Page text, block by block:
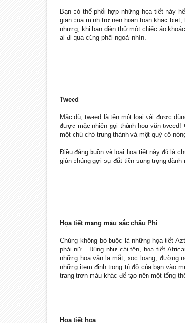
Bạn có thể phối hợp những họa tiết này
giản của mình trở nên hoàn toàn khác
nhưng, khi bạn diện thử một chiếc áo
ai đi qua cũng phải ngoái nhìn.
Tweed
Mặc dù, tweed là tên một loại vải được
được mặc nhiên gọi thành hoa văn
một chú chó trung thành và một quý cô
Điều đáng buồn về loại họa tiết này đó là
giản chúng gợi sự đắt tiền sang trọng
Họa tiết mang màu sắc châu Phi
Chúng không bó buộc là những họa tiết
phái nữ. Đúng như cái tên, họa tiết
những hoa văn lạ mắt, sọc loang, đường
những item đinh trong tủ đồ của bạn vào
trang trơn màu khác để tạo nên một tổng
Họa tiết hoa